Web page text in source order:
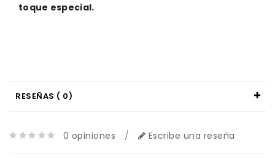
toque especial.
RESEÑAS ( 0)
0 opiniones / Escribe una reseña